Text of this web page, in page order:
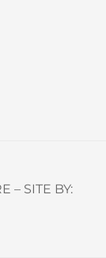
– SITE BY: